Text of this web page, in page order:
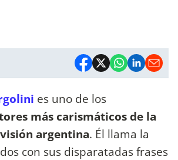
es uno de los
más carismáticos de la
argentina. Él llama la
con sus disparatadas frases